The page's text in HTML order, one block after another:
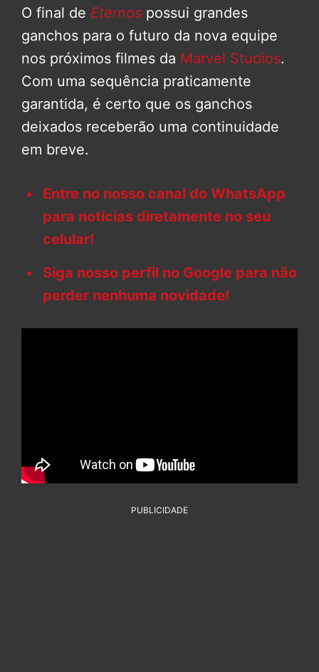
O final de Eternos possui grandes
ganchos para o futuro da nova equipe
nos próximos filmes da Marvel Studios.
Com uma sequência praticamente
garantida, é certo que os ganchos
deixados receberão uma continuidade
em breve.
Entre no nosso canal do WhatsApp
para notícias diretamente no seu
celular!
Siga nosso perfil no Google para não
perder nenhuma novidade!
PUBLICIDADE